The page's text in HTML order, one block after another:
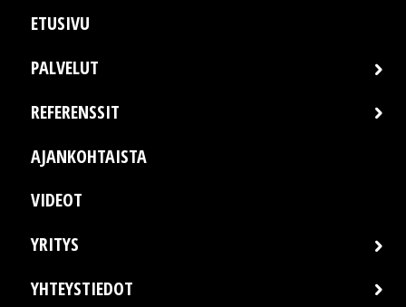
ETUSIVU
PALVELUT
REFERENSSIT
AJANKOHTAISTA
VIDEOT
YRITYS
YHTEYSTIEDOT